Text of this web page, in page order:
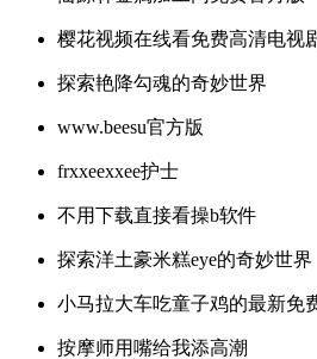
樱花视频在线看免费高清电视
探索艳降勾魂的奇妙世界
www.beesu官方版
frxxeexxee护士
不用下载直接看操b软件
探索洋土豪米糕eye的奇妙世界
小马拉大车吃童子鸡的最新免
按摩师用嘴给我添高潮